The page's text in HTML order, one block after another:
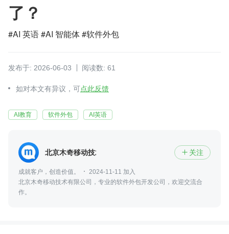
了？
#AI 英语 #AI 智能体 #软件外包
发布于: 2026-06-03 阅读数: 61
如对本文有异议，可点此反馈
AI教育 软件外包 AI英语
北京木奇移动技术有限公司  关注
成就客户，创造价值。
2024-11-11 加入
北京木奇移动技术有限公司，专业的软件外包开发公司，欢迎交流合
作。